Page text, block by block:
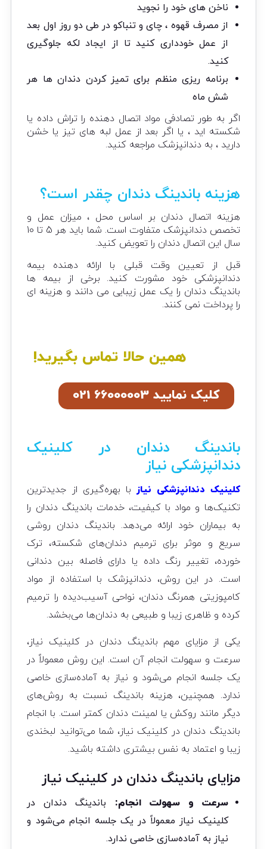
ناخن های خود را نجوید
از مصرف قهوه ، چای و تنباکو در طی دو روز اول بعد
از عمل خودداری کنید تا از ایجاد لکه جلوگیری
کنید.
برنامه ریزی منظم برای تمیز کردن دندان ها هر
شش ماه
اگر به طور تصادفی مواد اتصال دهنده را تراش داده یا
شکسته اید ، یا اگر بعد از عمل لبه های تیز یا خشن
دارید ، به دندانپزشک مراجعه کنید.
هزینه باندینگ دندان چقدر است؟
هزینه اتصال دندان بر اساس محل ، میزان عمل و
تخصص دندانپزشک متفاوت است. شما باید هر 5 تا 10
سال این اتصال دندان را تعویض کنید.
قبل از تعیین وقت قبلی با ارائه دهنده بیمه
دندانپزشکی خود مشورت کنید. برخی از بیمه ها
باندینگ دندان را یک عمل زیبایی می دانند و هزینه ای
را پرداخت نمی کنند.
همین حالا تماس بگیرید!
کلیک نمایید 66000003 021
باندینگ دندان در کلینیک
دندانپزشکی نیاز
کلینیک دندانپزشکی نیازبا بهره‌گیری از جدیدترین
تکنیک‌ها و مواد با کیفیت، خدمات باندینگ دندان را
به بیماران خود ارائه می‌دهد. باندینگ دندان روشی
سریع و موثر برای ترمیم دندان‌های شکسته، ترک
خورده، تغییر رنگ داده یا دارای فاصله بین دندانی
است. در این روش، دندانپزشک با استفاده از مواد
کامپوزیتی همرنگ دندان، نواحی آسیب‌دیده را ترمیم
کرده و ظاهری زیبا و طبیعی به دندان‌ها می‌بخشد.
یکی از مزایای مهم باندینگ دندان در کلینیک نیاز،
سرعت و سهولت انجام آن است. این روش معمولاً در
یک جلسه انجام می‌شود و نیاز به آماده‌سازی خاصی
ندارد. همچنین، هزینه باندینگ نسبت به روش‌های
دیگر مانند روکش یا لمینت دندان کمتر است. با انجام
باندینگ دندان در کلینیک نیاز، شما می‌توانید لبخندی
زیبا و اعتماد به نفس بیشتری داشته باشید.
مزایای باندینگ دندان در کلینیک نیاز
سرعت و سهولت انجام: باندینگ دندان در
کلینیک نیاز معمولاً در یک جلسه انجام می‌شود و
نیاز به آماده‌سازی خاصی ندارد.